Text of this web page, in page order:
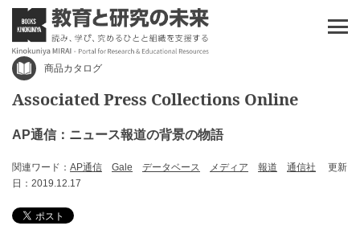
商品カタログ
Associated Press Collections Online
AP通信：ニュース報道の背景の物語
関連ワード： AP通信 Gale データベース メディア 報道 通信社
更新
日：2019.12.17